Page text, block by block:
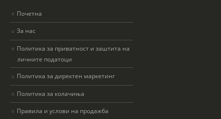
Почетна
За нас
Политика за приватност и заштита на
личните податоци
Политика за директен маркетинг
Политика за колачиња
Правила и услови на продажба